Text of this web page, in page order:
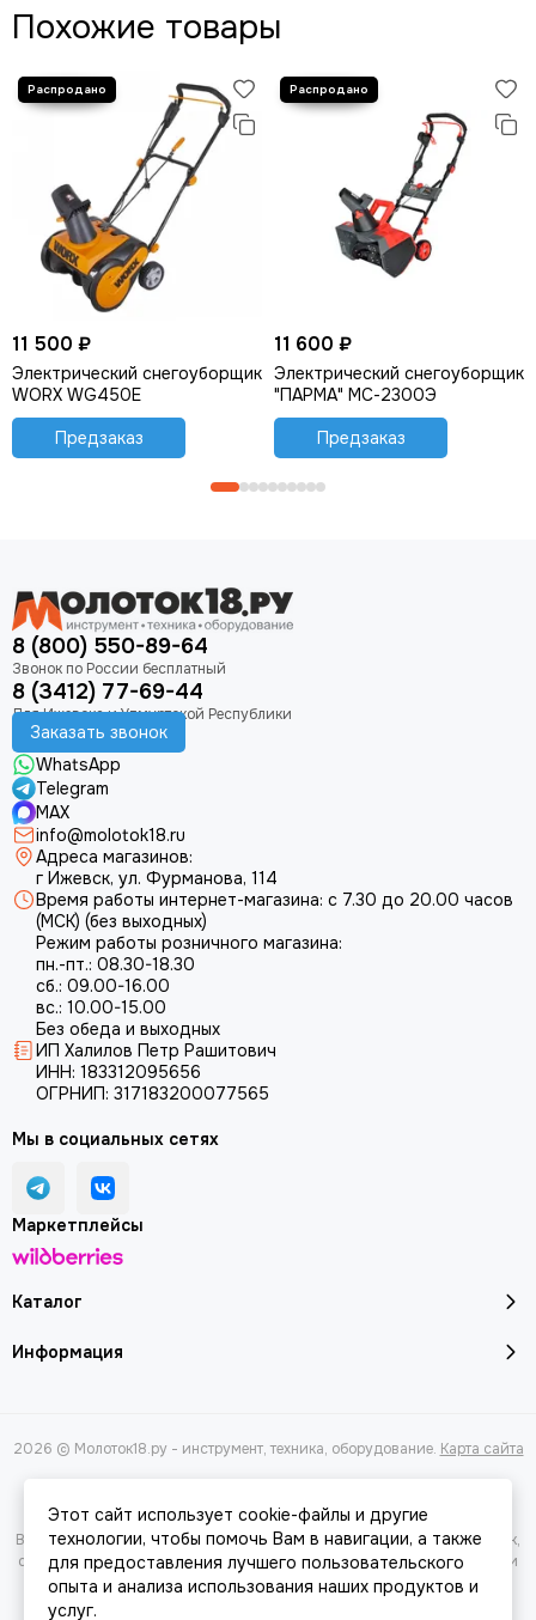
Похожие товары
11 500 ₽
Электрический снегоуборщик
WORX WG450E
Предзаказ
11 600 ₽
Электрический снегоуборщик
"ПАРМА" МС-2300Э
Предзаказ
8 (800) 550-89-64
8 (3412) 77-69-44
Заказать звонок
WhatsApp
Telegram
MAX
info@molotok18.ru
Адреса магазинов:
г Ижевск, ул. Фурманова, 114
Время работы интернет-магазина: с 7.30 до 20.00 часов
(МСК) (без выходных)
Режим работы розничного магазина:
пн.-пт.: 08.30-18.30
сб.: 09.00-16.00
вс.: 10.00-15.00
Без обеда и выходных
ИП Халилов Петр Рашитович
ИНН: 183312095656
ОГРНИП: 317183200077565
Каталог
Информация
Мы в социальных сетях
Маркетплейсы
2026 © Молоток18.ру - инструмент, техника, оборудование. Карта сайта
Вся представленная на сайте информация, касающаяся характеристик,
стоимости товаров и услуг, носит информационный характер и ни при
каких условиях не является публичной офертой, определяемой
положениями Статьи 437(2) Гражданского кодекса РФ.
Этот сайт использует cookie-файлы и другие
технологии, чтобы помочь Вам в навигации, а также
для предоставления лучшего пользовательского
опыта и анализа использования наших продуктов и
услуг.